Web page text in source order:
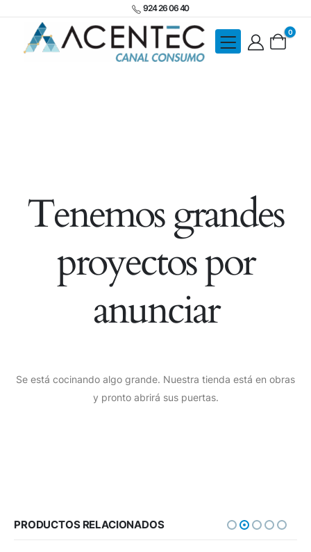
924 26 06 40
0
Tenemos grandes
proyectos por
anunciar
Se está cocinando algo grande. Nuestra tienda está en obras
y pronto abrirá sus puertas.
PRODUCTOS RELACIONADOS